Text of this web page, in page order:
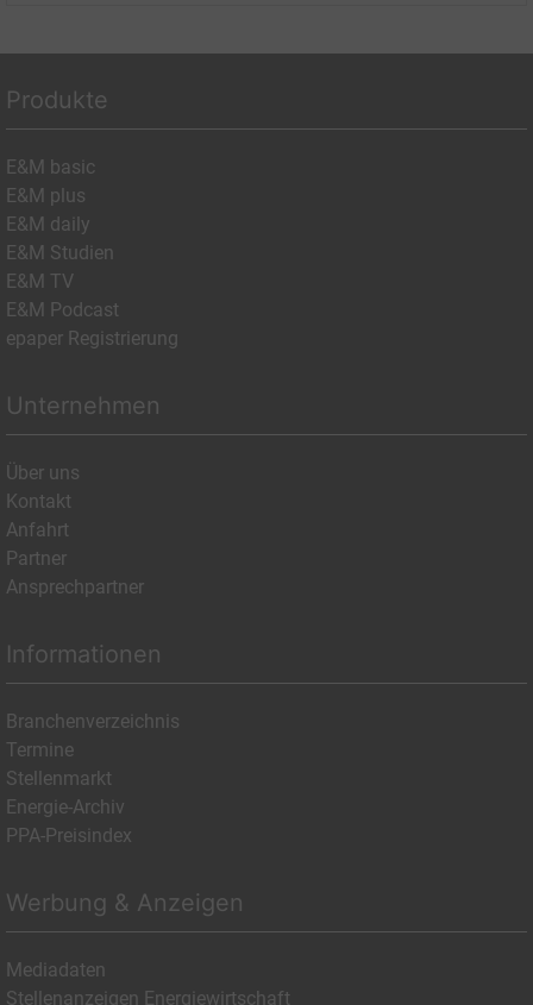
Produkte
E&M basic
E&M plus
E&M daily
E&M Studien
E&M TV
E&M Podcast
epaper Registrierung
Unternehmen
Über uns
Kontakt
Anfahrt
Partner
Ansprechpartner
Informationen
Branchenverzeichnis
Termine
Stellenmarkt
Energie-Archiv
PPA-Preisindex
Werbung & Anzeigen
Mediadaten
Stellenanzeigen Energiewirtschaft